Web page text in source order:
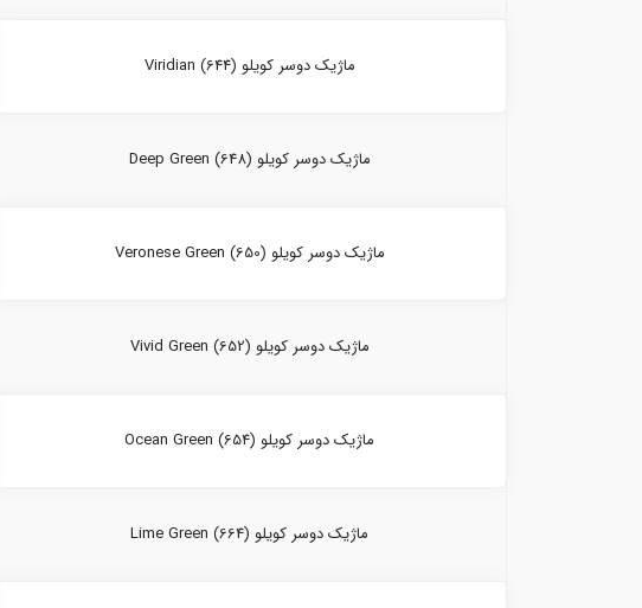
ماژیک دوسر کویلو Viridian (644)
ماژیک دوسر کویلو Deep Green (648)
ماژیک دوسر کویلو Veronese Green (650)
ماژیک دوسر کویلو Vivid Green (652)
ماژیک دوسر کویلو Ocean Green (654)
ماژیک دوسر کویلو Lime Green (664)